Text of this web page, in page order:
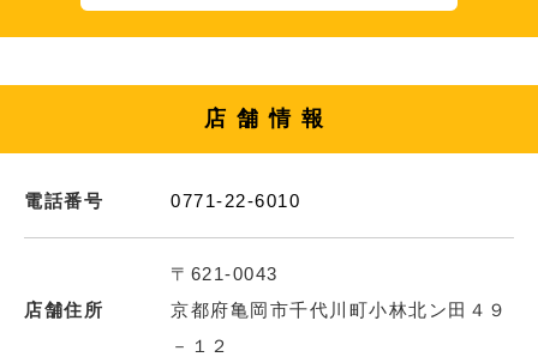
店舗情報
電話番号 0771-22-6010
店舗住所
〒621-0043
京都府亀岡市千代川町小林北ン田４９
－１２